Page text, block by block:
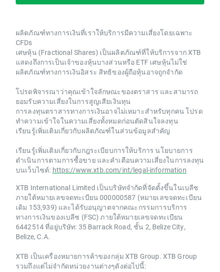
ผลิตภัณฑ์ทางการเงินที่เราให้บริการมีความเสี่ยงโดยเฉพาะ
CFDs
เศษหุ้น (Fractional Shares) เป็นผลิตภัณฑ์ที่ให้บริการจาก XTB
แสดงถึงการเป็นเจ้าของหุ้นบางส่วนหรือ ETF เศษหุ้นไม่ใช่
ผลิตภัณฑ์ทางการเงินอิสระ สิทธิของผู้ถือหุ้นอาจถูกจำกัด
โปรดพิจารณาว่าคุณเข้าใจลักษณะของตราสาร และสามารถ
ยอมรับความเสี่ยงในการสูญเสียเงินทุน
การลงทุนตราสารทางการเงินอาจไม่เหมาะสำหรับทุกคน โปรด
ทำความเข้าใจในความเสี่ยงทั้งหมดก่อนตัดสินใจลงทุน
เรียนรู้เพิ่มเติมเกี่ยวกับผลิตภัณฑ์ในส่วนข้อมูลสำคัญ
เรียนรู้เพิ่มเติมเกี่ยวกับกฎระเบียบการให้บริการ นโยบายการ
ดำเนินการตามการซื้อขาย และคำเตือนความเสี่ยงในการลงทุน
บนเว็บไซต์: https://www.xtb.com/int/legal-information
XTB International Limited เป็นบริษัทจำกัดที่จัดตั้งขึ้นในเบลีซ
ภายใต้หมายเลขจดทะเบียน 000000587 (หมายเลขจดทะเบียน
เดิม 153,939) และได้รับอนุญาตจากคณะกรรมการบริการ
ทางการเงินของเบลีซ (FSC) ภายใต้หมายเลขจดทะเบียน
6442514 ที่อยู่บริษัท: 35 Barrack Road, ชั้น 2, Belize City,
Belize, C.A.
XTB เป็นเครื่องหมายการค้าของกลุ่ม XTB Group. XTB Group
รวมถึงแต่ไม่จำกัดหน่วยงานต่างๆดังต่อไปนี้: